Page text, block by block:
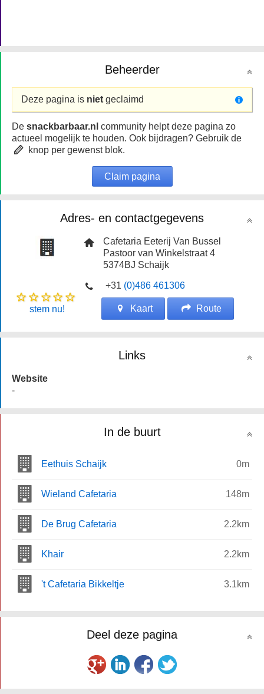
Beheerder
Deze pagina is niet geclaimd
De snackbarbaar.nl community helpt deze pagina zo
actueel mogelijk te houden. Ook bijdragen? Gebruik de
knop per gewenst blok.
Claim pagina
Adres- en contactgegevens
Cafetaria Eeterij Van Bussel
Pastoor van Winkelstraat 4
5374BJ Schaijk
+31 (0)486 461306
stem nu! Kaart Route
Links
Website
-
In de buurt
Eethuis Schaijk 0m
Wieland Cafetaria 148m
De Brug Cafetaria 2.2km
Khair 2.2km
't Cafetaria Bikkeltje 3.1km
Deel deze pagina